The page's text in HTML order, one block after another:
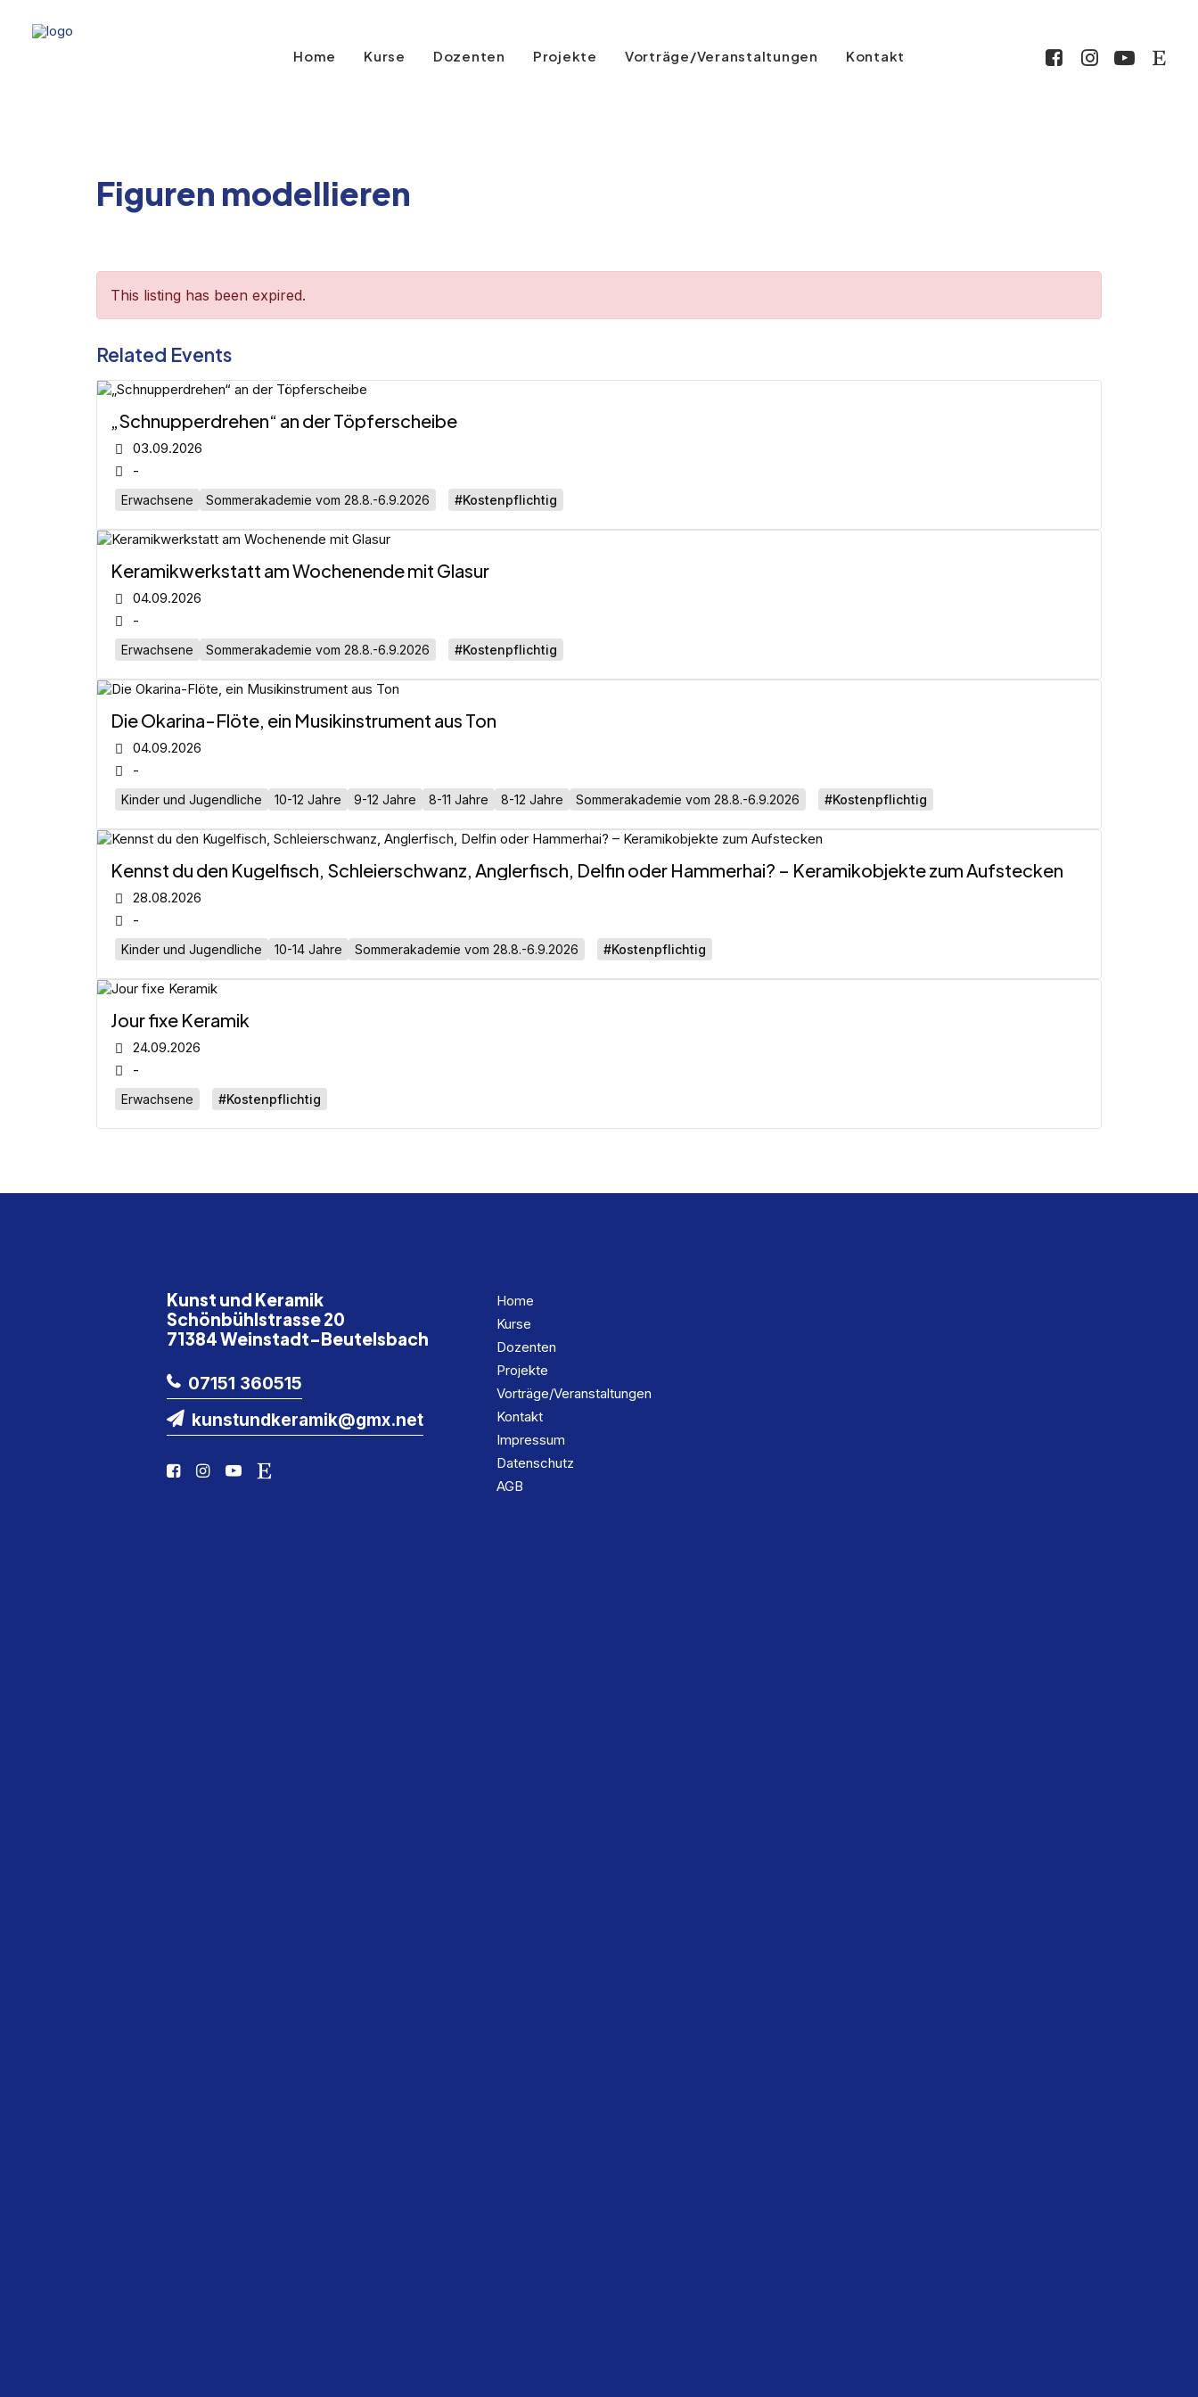
Home Kurse Dozenten Projekte Vorträge/Veranstaltungen Kontakt
Figuren modellieren
This listing has been expired.
Related Events
„Schnupperdrehen“ an der Töpferscheibe
03.09.2026
-
Erwachsene Sommerakademie vom 28.8.-6.9.2026 #Kostenpflichtig
Keramikwerkstatt am Wochenende mit Glasur
04.09.2026
-
Erwachsene Sommerakademie vom 28.8.-6.9.2026 #Kostenpflichtig
Die Okarina-Flöte, ein Musikinstrument aus Ton
04.09.2026
-
Kinder und Jugendliche 10-12 Jahre 9-12 Jahre 8-11 Jahre 8-12 Jahre Sommerakademie vom 28.8.-6.9.2026 #Kostenpflichtig
Kennst du den Kugelfisch, Schleierschwanz, Anglerfisch, Delfin oder Hammerhai? – Keramikobjekte zum Aufstecken
28.08.2026
-
Kinder und Jugendliche 10-14 Jahre Sommerakademie vom 28.8.-6.9.2026 #Kostenpflichtig
Jour fixe Keramik
24.09.2026
-
Erwachsene #Kostenpflichtig
Kunst und Keramik
Schönbühlstrasse 20
71384 Weinstadt-Beutelsbach
07151 360515
kunstundkeramik@gmx.net
Home
Kurse
Dozenten
Projekte
Vorträge/Veranstaltungen
Kontakt
Impressum
Datenschutz
AGB